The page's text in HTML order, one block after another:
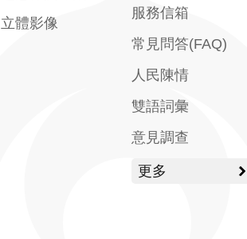
立體影像
服務信箱
常見問答(FAQ)
人民陳情
雙語詞彙
意見調查
更多